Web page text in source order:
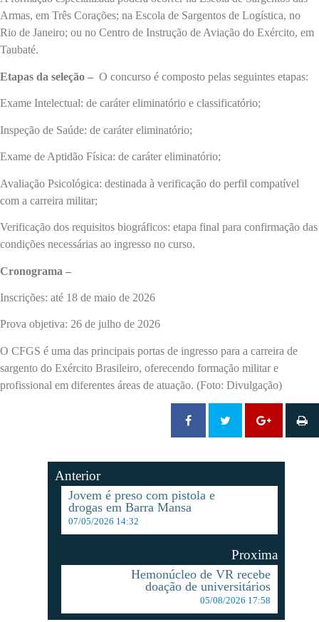
Armas, em Três Corações; na Escola de Sargentos de Logística, no
Rio de Janeiro; ou no Centro de Instrução de Aviação do Exército, em
Taubaté.
Etapas da seleção – O concurso é composto pelas seguintes etapas:
Exame Intelectual: de caráter eliminatório e classificatório;
Inspeção de Saúde: de caráter eliminatório;
Exame de Aptidão Física: de caráter eliminatório;
Avaliação Psicológica: destinada à verificação do perfil compatível
com a carreira militar;
Verificação dos requisitos biográficos: etapa final para confirmação das
condições necessárias ao ingresso no curso.
Cronograma –
Inscrições: até 18 de maio de 2026
Prova objetiva: 26 de julho de 2026
O CFGS é uma das principais portas de ingresso para a carreira de
sargento do Exército Brasileiro, oferecendo formação militar e
profissional em diferentes áreas de atuação. (Foto: Divulgação)
Anterior
Jovem é preso com pistola e
drogas em Barra Mansa
07/05/2026 14:32
Proxima
Hemonúcleo de VR recebe
doação de universitários
05/08/2026 17:58